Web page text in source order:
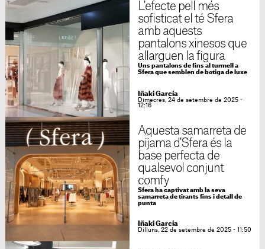
L'efecte pell més
sofisticat el té Sfera
amb aquests
pantalons xinesos que
allarguen la figura
Uns pantalons de fins al turmell a
Sfera que semblen de botiga de luxe
Iñaki García
Dimecres, 24 de setembre de 2025 -
12:16
Aquesta samarreta de
pijama d'Sfera és la
base perfecta de
qualsevol conjunt
comfy
Sfera ha captivat amb la seva
samarreta de tirants fins i detall de
punta
Iñaki García
Dilluns, 22 de setembre de 2025 - 11:50